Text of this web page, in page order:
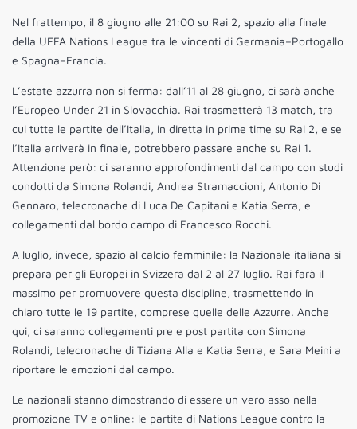
Nel frattempo, il 8 giugno alle 21:00 su Rai 2, spazio alla finale
della UEFA Nations League tra le vincenti di Germania–Portogallo
e Spagna–Francia.
L’estate azzurra non si ferma: dall’11 al 28 giugno, ci sarà anche
l’Europeo Under 21 in Slovacchia. Rai trasmetterà 13 match, tra
cui tutte le partite dell’Italia, in diretta in prime time su Rai 2, e se
l’Italia arriverà in finale, potrebbero passare anche su Rai 1.
Attenzione però: ci saranno approfondimenti dal campo con studi
condotti da Simona Rolandi, Andrea Stramaccioni, Antonio Di
Gennaro, telecronache di Luca De Capitani e Katia Serra, e
collegamenti dal bordo campo di Francesco Rocchi.
A luglio, invece, spazio al calcio femminile: la Nazionale italiana si
prepara per gli Europei in Svizzera dal 2 al 27 luglio. Rai farà il
massimo per promuovere questa discipline, trasmettendo in
chiaro tutte le 19 partite, comprese quelle delle Azzurre. Anche
qui, ci saranno collegamenti pre e post partita con Simona
Rolandi, telecronache di Tiziana Alla e Katia Serra, e Sara Meini a
riportare le emozioni dal campo.
Le nazionali stanno dimostrando di essere un vero asso nella
promozione TV e online: le partite di Nations League contro la